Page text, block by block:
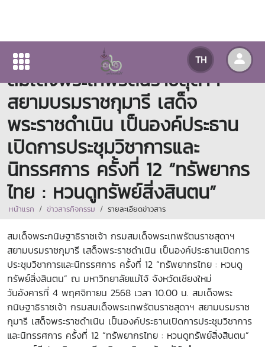
TH
สมเด็จพระกนิษฐาธิราชเจ้า กรม
สมเด็จพระเทพรัตนราชสุดาฯ
สยามบรมราชกุมารี เสด็จ
พระราชดำเนิน เป็นองค์ประธาน
เปิดการประชุมวิชาการและ
นิทรรศการ ครั้งที่ 12 “ทรัพยากร
ไทย : หวนดูทรัพย์สิ่งสินตน”
หน้าแรก ข่าวสารกิจกรรม รายละเอียดข่าวสาร
สมเด็จพระกนิษฐาธิราชเจ้า กรมสมเด็จพระเทพรัตนราชสุดาฯ
สยามบรมราชกุมารี เสด็จพระราชดำเนิน เป็นองค์ประธานเปิดการ
ประชุมวิชาการและนิทรรศการ ครั้งที่ 12 “ทรัพยากรไทย : หวนดู
ทรัพย์สิ่งสินตน” ณ มหาวิทยาลัยแม่โจ้ จังหวัดเชียงใหม่
วันอังคารที่ 4 พฤศจิกายน 2568 เวลา 10.00 น. สมเด็จพระ
กนิษฐาธิราชเจ้า กรมสมเด็จพระเทพรัตนราชสุดาฯ สยามบรมราช
กุมารี เสด็จพระราชดำเนิน เป็นองค์ประธานเปิดการประชุมวิชาการ
และนิทรรศการ ครั้งที่ 12 “ทรัพยากรไทย : หวนดูทรัพย์สิ่งสินตน”